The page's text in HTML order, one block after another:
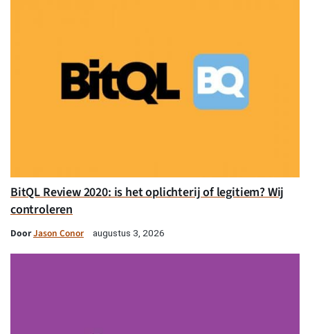
BitQL Review 2020: is het oplichterij of legitiem? Wij
controleren
DoorJason Conor augustus 3, 2026